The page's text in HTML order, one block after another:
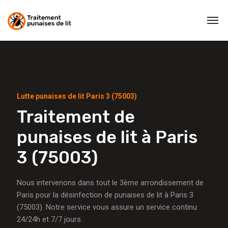
Lutte punaises de lit Paris 3 (75003)
Traitement de
punaises de lit à Paris
3 (75003)
Nous intervenons dans tout le 3ème arrondissement de
Paris pour la désinfection de punaises de lit à Paris 3
(75003). Notre service vous assure un service continu
24/24h et 7/7 jours.